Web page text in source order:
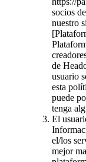
socios
nuestro
de
usuario
esta
puede
tenga
El
el/los
mejor